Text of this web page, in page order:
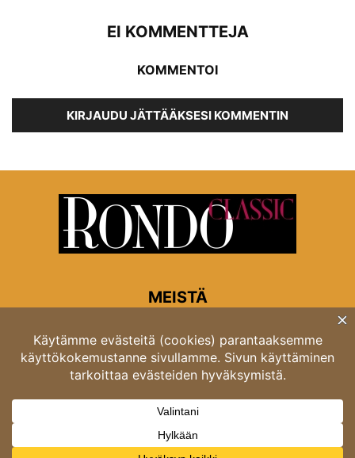
EI KOMMENTTEJA
KOMMENTOI
KIRJAUDU JÄTTÄÄKSESI KOMMENTIN
MEISTÄ
Rondon toimitus
Opastinsilta 6A 00520 Helsinki
Asiakaspalvelu: puh. 03 4246 5318
asiakaspalvelu@rondo.fi
Ota meihin yhteyttä:toimitus@rondo.fi